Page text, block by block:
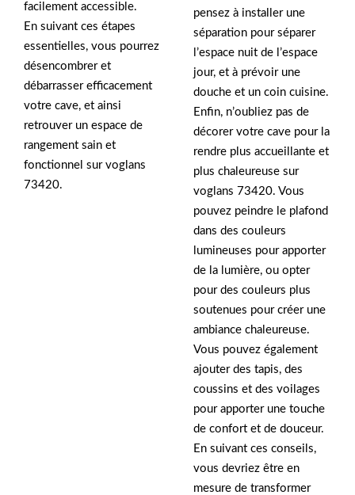
facilement accessible.
En suivant ces étapes
essentielles, vous pourrez
désencombrer et
débarrasser efficacement
votre cave, et ainsi
retrouver un espace de
rangement sain et
fonctionnel sur voglans
73420.
pensez à installer une
séparation pour séparer
l’espace nuit de l’espace
jour, et à prévoir une
douche et un coin cuisine.
Enfin, n’oubliez pas de
décorer votre cave pour la
rendre plus accueillante et
plus chaleureuse sur
voglans 73420. Vous
pouvez peindre le plafond
dans des couleurs
lumineuses pour apporter
de la lumière, ou opter
pour des couleurs plus
soutenues pour créer une
ambiance chaleureuse.
Vous pouvez également
ajouter des tapis, des
coussins et des voilages
pour apporter une touche
de confort et de douceur.
En suivant ces conseils,
vous devriez être en
mesure de transformer